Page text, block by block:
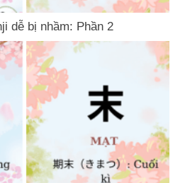
dễ bị nhầm: Phần 2